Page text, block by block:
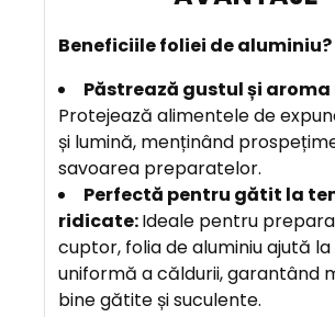
Beneficiile foliei de aluminiu?
Păstrează gustul și
Protejează alimentele de
și lumină, menținând
savoarea preparatelor.
Perfectă pentru gătit la
ridicate:Ideale pentru
cuptor, folia de aluminiu ajută
uniformă a căldurii, garantând
bine gătite și suculente.